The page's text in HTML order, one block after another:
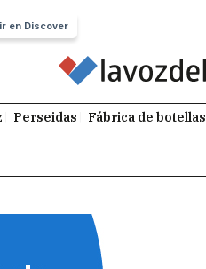
en Discover
Perseidas Fábrica de botellas